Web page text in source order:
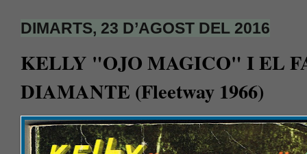
DIMARTS, 23 D’AGOST DEL 2016
KELLY "OJO MAGICO" I EL
DIAMANTE (Fleetway 1966)